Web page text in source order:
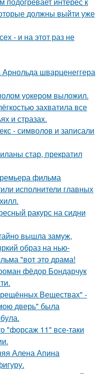
должны выйти уже
- и на этот раз не
шварценеггера
уокером выложил.
захватила все
и стразах.
- символов и записали
стар, прекратил
фильма
исполнители главных
ракурс на сидни
вышла замуж,
образ на нью-
"вот это драма!
фёдор Бондарчук
Веществах" -
дверь" была
"форсаж 11" все-таки
Алена Апина